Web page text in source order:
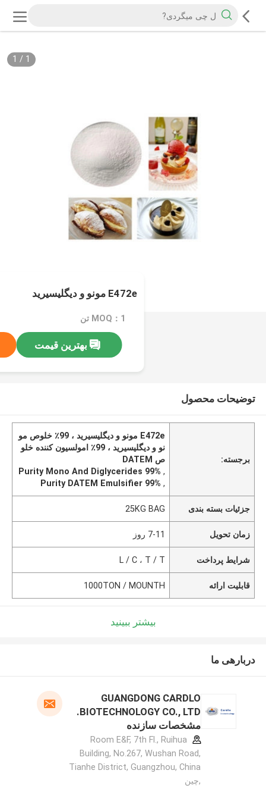
1
/
1
E472e مونو و دیگلیسیرید
MOQ：1 تن
بهترین قیمت
توضیحات محصول
برجسته:
E472e مونو و دیگلیسیرید ، 99٪ خلوص مو
نو و دیگلیسیرید ، 99٪ امولسیون کننده خلو
ص DATEM
,
99% Purity Mono And Diglycerides
,
99% Purity DATEM Emulsifier
جزئیات بسته بندی 25KG BAG
زمان تحویل 7-11 روز
شرایط پرداخت L / C ، T / T
قابلیت ارائه 1000TON / MOUNTH
بیشتر ببینید
دربارهی ما
GUANGDONG CARDLO
BIOTECHNOLOGY CO., LTD.
مشخصات سازنده
Room E&F, 7th Fl., Ruihua
Building, No.267, Wushan Road,
Tianhe District, Guangzhou, China
,چین